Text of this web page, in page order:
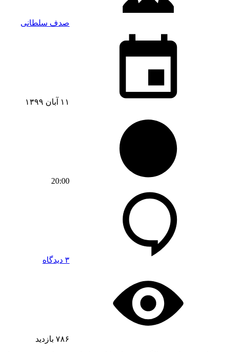
صدف سلطانی
۱۱ آبان ۱۳۹۹
20:00
۳ دیدگاه
۷۸۶ بازدید